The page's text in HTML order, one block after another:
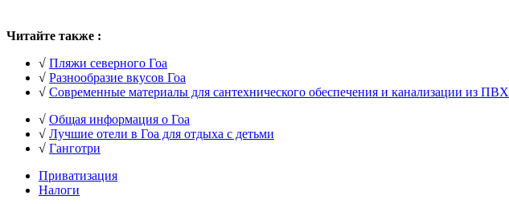
Читайте также :
√ Пляжи северного Гоа
√ Разнообразие вкусов Гоа
√ Современные материалы для сантехнического обеспечения и канализации из ПВХ
√ Общая информация о Гоа
√ Лучшие отели в Гоа для отдыха с детьми
√ Ганготри
Приватизация
Налоги